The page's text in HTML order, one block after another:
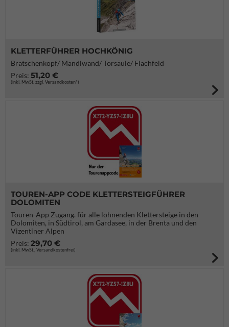
KLETTERFÜHRER HOCHKÖNIG
Bratschenkopf/ Mandlwand/ Torsäule/ Flachfeld
Preis: 51,20 €
(inkl. MwSt. zzgl. Versandkosten*)
TOUREN-APP CODE KLETTERSTEIGFÜHRER
DOLOMITEN
Touren-App Zugang. für alle lohnenden Klettersteige in den
Dolomiten, in Südtirol, am Gardasee, in der Brenta und den
Vizentiner Alpen
Preis: 29,70 €
(inkl. MwSt., Versandkostenfrei)